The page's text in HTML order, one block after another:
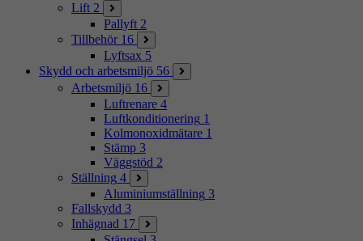
Lift 2
Pallyft 2
Tillbehör 16
Lyftsax 5
Skydd och arbetsmiljö 56
Arbetsmiljö 16
Luftrenare 4
Luftkonditionering 1
Kolmonoxidmätare 1
Stämp 3
Väggstöd 2
Ställning 4
Aluminiumställning 3
Fallskydd 3
Inhägnad 17